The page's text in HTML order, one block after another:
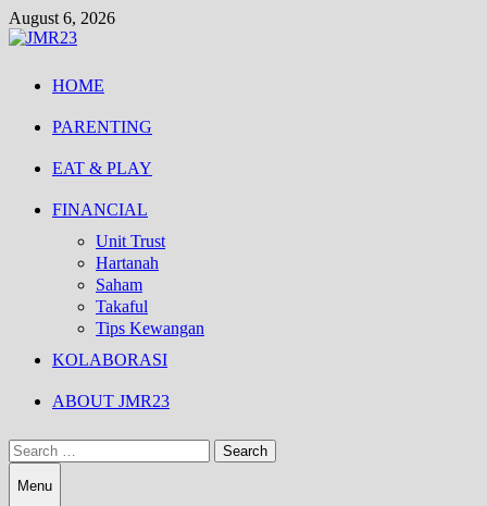
Skip
to
August 6, 2026
HOME
PARENTING
EAT & PLAY
FINANCIAL
Unit Trust
Hartanah
Saham
Takaful
Tips Kewangan
KOLABORASI
ABOUT JMR23
Search
for:
Menu